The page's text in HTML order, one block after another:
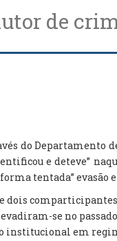
de
do Departamento
e deteve”
tentada” evasão
se no
institucional em